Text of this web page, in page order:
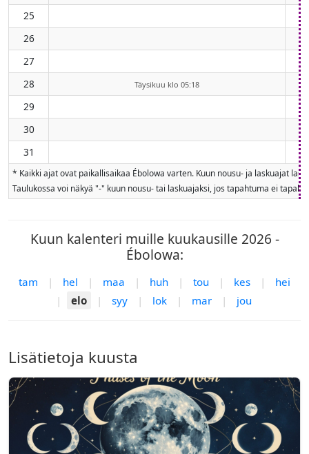
25
26
27
28
Täysikuu klo 05:18
29
30
31
* Kaikki ajat ovat paikallisaikaa Ébolowa varten. Kuun nousu- ja laskuajat
Taulukossa voi näkyä "-" kuun nousu- tai laskuajaksi, jos tapahtuma ei
Kuun kalenteri muille kuukausille 2026 -
Ébolowa:
tam | hel | maa | huh | tou | kes |
hei
|
elo | syy | lok | mar | jou
Lisätietoja kuusta